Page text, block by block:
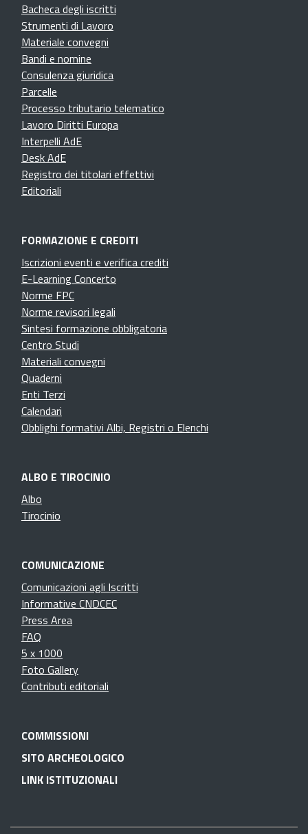
Bacheca degli iscritti
Strumenti di Lavoro
Materiale convegni
Bandi e nomine
Consulenza giuridica
Parcelle
Processo tributario telematico
Lavoro Diritti Europa
Interpelli AdE
Desk AdE
Registro dei titolari effettivi
Editoriali
FORMAZIONE E CREDITI
Iscrizioni eventi e verifica crediti
E-Learning Concerto
Norme FPC
Norme revisori legali
Sintesi formazione obbligatoria
Centro Studi
Materiali convegni
Quaderni
Enti Terzi
Calendari
Obblighi formativi Albi, Registri o Elenchi
ALBO E TIROCINIO
Albo
Tirocinio
COMUNICAZIONE
Comunicazioni agli Iscritti
Informative CNDCEC
Press Area
FAQ
5 x 1000
Foto Gallery
Contributi editoriali
COMMISSIONI
SITO ARCHEOLOGICO
LINK ISTITUZIONALI